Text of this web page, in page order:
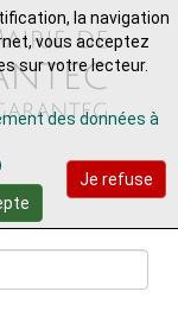
la navigation
vous acceptez
sur votre lecteur.
des données à
Je refuse